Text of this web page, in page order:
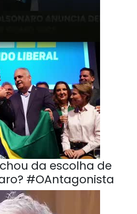
da escolha de
#OAntagonista